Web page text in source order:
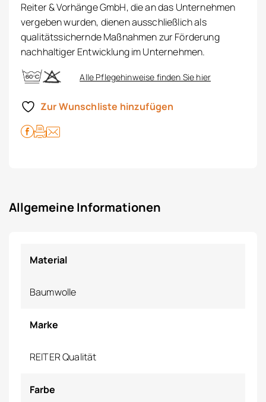
Reiter & Vorhänge GmbH, die an das Unternehmen
vergeben wurden, dienen ausschließlich als
qualitätssichernde Maßnahmen zur Förderung
nachhaltiger Entwicklung im Unternehmen.
Alle Pflegehinweise finden Sie hier
Zur Wunschliste hinzufügen
Allgemeine Informationen
Material
Baumwolle
Marke
REITER Qualität
Farbe